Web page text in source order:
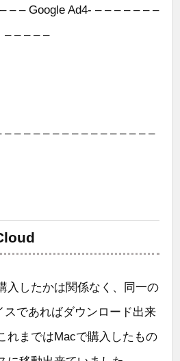
– – Google Ad4- – – – – – – –
– – – – –
– – – – – – – – – – – – – – – –
入したかは関係なく、同一の
スであればダウンロード出来
れまではMacで購入したもの